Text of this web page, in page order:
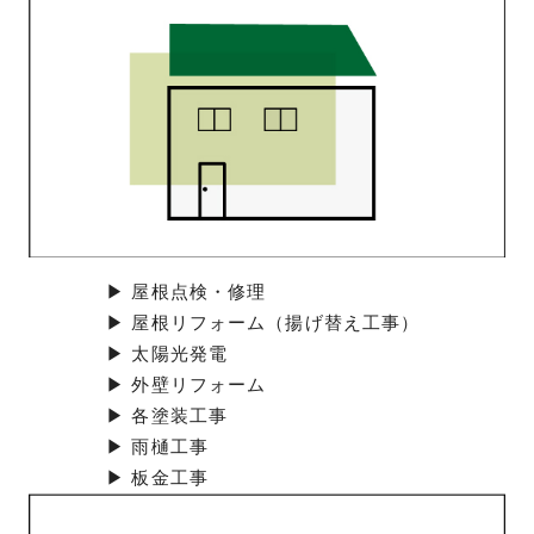
▶ 屋根点検・修理
▶ 屋根リフォーム（揚げ替え工事）
▶ 太陽光発電
▶ 外壁リフォーム
▶ 各塗装工事
▶ 雨樋工事
▶ 板金工事